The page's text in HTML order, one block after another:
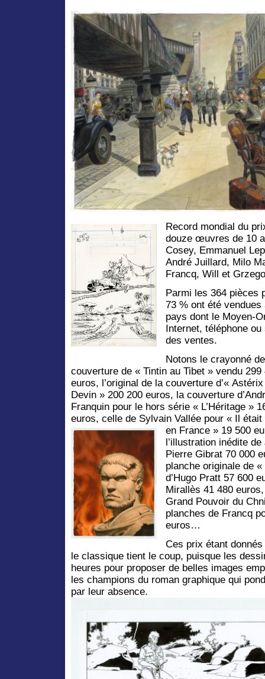
Record mondial du
douze œuvres de 10
Cosey, Emmanuel
André Juillard, Milo
Francq, Will et
Parmi les 364 pièces
73 % ont été
pays dont le Moyen-
Internet, téléphone
des ventes.
Notons le crayonné
couverture de « Tintin au Tibet » vendu 299
euros, l’original de la couverture d’«
Devin » 200 200 euros, la couverture
Franquin pour le hors série « L’Héritage »
euros, celle de Sylvain Vallée pour « Il était
en France » 19 500
l’illustration inédite de
Pierre Gibrat 70 000
planche originale de
d’Hugo Pratt 57 600
Mirallès 41 480
Grand Pouvoir du
planches de Francq
euros…
Ces prix étant
le classique tient le coup, puisque les
heures pour proposer de belles images
les champions du roman graphique qui
par leur absence.